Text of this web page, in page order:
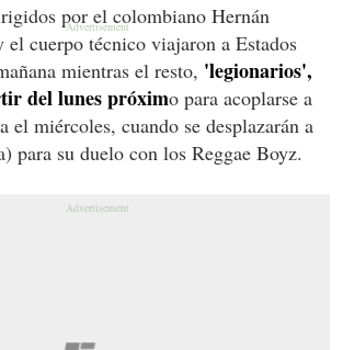
por el colombiano Hernán
cuerpo técnico viajaron a Estados
mientras el resto, 'legionarios',
del lunes próximo para acoplarse a
el miércoles, cuando se desplazarán a
para su duelo con los Reggae Boyz.